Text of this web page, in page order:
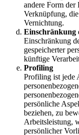
andere Form
Verknüpfung,
Vernichtung.
Einschränkung
Einschränkung
gespeicherter
künftige
Profiling
Profiling ist jede
persönliche
beziehen, zu
Arbeitsleistung,
persönlicher